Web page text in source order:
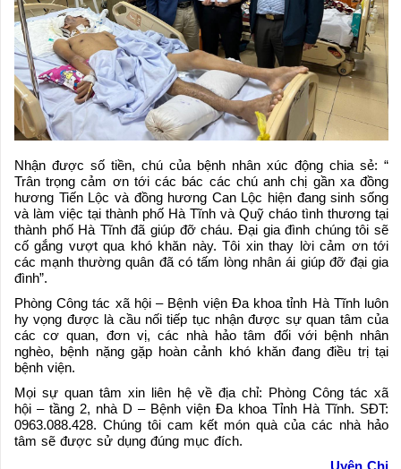
Nhận được số tiền, chú của bệnh nhân xúc động chia sẻ: “
Trân trọng cảm ơn tới các bác các chú anh chị gần xa đồng
hương Tiến Lộc và đồng hương Can Lộc hiện đang sinh sống
và làm việc tại thành phố Hà Tĩnh và Quỹ cháo tình thương tại
thành phố Hà Tĩnh đã giúp đỡ cháu. Đại gia đình chúng tôi sẽ
cố gắng vượt qua khó khăn này. Tôi xin thay lời cảm ơn tới
các mạnh thường quân đã có tấm lòng nhân ái giúp đỡ đại gia
đình”.
Phòng Công tác xã hội – Bệnh viện Đa khoa tỉnh Hà Tĩnh luôn
hy vọng được là cầu nối tiếp tục nhận được sự quan tâm của
các cơ quan, đơn vị, các nhà hảo tâm đối với bệnh nhân
nghèo, bệnh nặng gặp hoàn cảnh khó khăn đang điều trị tại
bệnh viện.
Mọi sự quan tâm xin liên hệ về địa chỉ: Phòng Công tác xã
hội – tầng 2, nhà D – Bệnh viện Đa khoa Tỉnh Hà Tĩnh. SĐT:
0963.088.428. Chúng tôi cam kết món quà của các nhà hảo
tâm sẽ được sử dụng đúng mục đích.